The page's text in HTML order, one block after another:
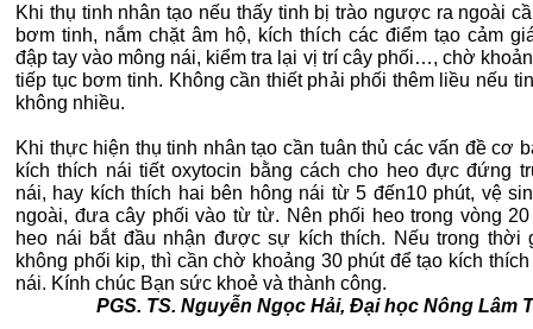
Khi thụ tinh nhân tạo nếu thấy tinh bị trào ngược ra ngoài
bơm tinh, nắm chặt âm hộ, kích thích các điểm tạo cảm
đập tay vào mông nái, kiểm tra lại vị trí cây phối…, chờ
tiếp tục bơm tinh. Không cần thiết phải phối thêm liều nếu
không nhiều.
Khi thực hiện thụ tinh nhân tạo cần tuân thủ các vấn đề cơ
kích thích nái tiết oxytocin bằng cách cho heo đực đứng
nái, hay kích thích hai bên hông nái từ 5 đến10 phút, vệ
ngoài, đưa cây phối vào từ từ. Nên phối heo trong vòng
heo nái bắt đầu nhận được sự kích thích. Nếu trong thời
không phối kip, thì cần chờ khoảng 30 phút để tạo kích
nái. Kính chúc Bạn sức khoẻ và thành công.
PGS. TS. Nguyễn Ngọc Hải, Đại học Nông Lâm